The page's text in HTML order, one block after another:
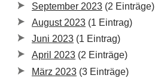
September 2023 (2 Einträge)
August 2023 (1 Eintrag)
Juni 2023 (1 Eintrag)
April 2023 (2 Einträge)
März 2023 (3 Einträge)